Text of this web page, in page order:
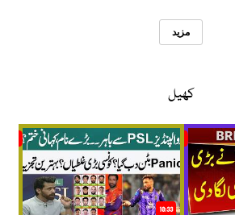
مزید
کھیل
10:33